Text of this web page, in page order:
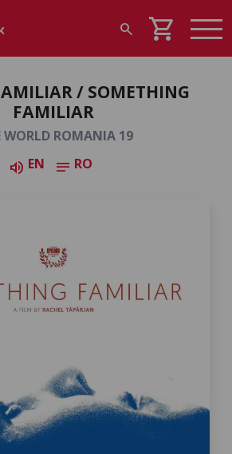
search shopping_cart
/ SOMETHING
FAMILIAR
WORLD ROMANIA 19
volume_up EN notes RO